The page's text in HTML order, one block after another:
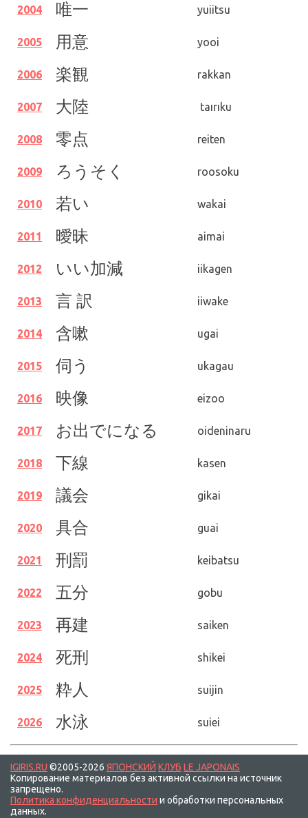
2004 唯一 yuiitsu
2005 用意 yooi
2006 楽観 rakkan
2007 大陸 taırıku
2008 零点 reiten
2009 ろうそく roosoku
2010 若い wakai
2011 曖昧 aimai
2012 いい加減 iikagen
2013 言 訳 iiwake
2014 含嗽 ugai
2015 伺う ukagau
2016 映像 eizoo
2017 お出でになる oideninaru
2018 下線 kasen
2019 議会 gikai
2020 具合 guai
2021 刑罰 keibatsu
2022 五分 gobu
2023 再建 saiken
2024 死刑 shikei
2025 粋人 suijin
2026 水泳 suiei
IGIRIS.RU ©2005-2026 ЯПОНСКИЙ КЛУБ LE JAPONAIS
Копирование материалов без активной ссылки на источник
запрещено.
Политика конфиденциальности и обработки персональных
данных.